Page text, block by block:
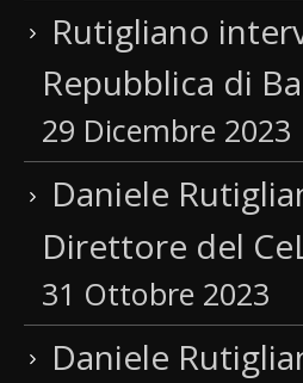
Rutigliano
Repubblica di
29 Dicembre 2023
Daniele
Direttore del
31 Ottobre 2023
Daniele